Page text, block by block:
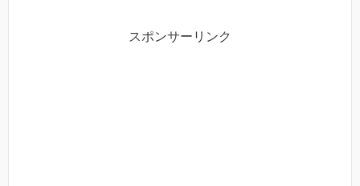
スポンサーリンク